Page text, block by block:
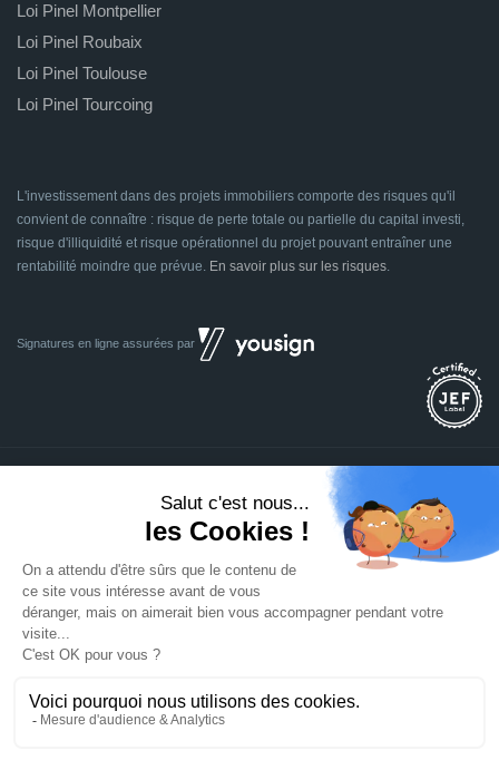
Loi Pinel Montpellier
Loi Pinel Roubaix
Loi Pinel Toulouse
Loi Pinel Tourcoing
L'investissement dans des projets immobiliers comporte des risques qu'il
convient de connaître : risque de perte totale ou partielle du capital investi,
risque d'illiquidité et risque opérationnel du projet pouvant entraîner une
rentabilité moindre que prévue. En savoir plus sur les risques
Signatures en ligne assurées par
Tous droits réservés 2014 - 2026
à Euratechnologies 59000 Lille
Cookies
Mettre à jour les préférences des cookies